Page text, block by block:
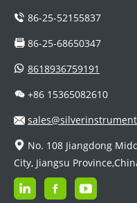
86-25-52155837
86-25-68650347
8618936759191
+86 15365082610
No. 108 Jiangdong
City, Jiangsu